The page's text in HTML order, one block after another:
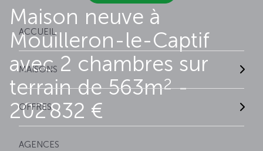
ACCUEIL
MAISONS
OFFRES
AGENCES
Maison neuve à
Mouilleron-le-Captif
avec 2 chambres sur
terrain de 563m2-
202 832 €